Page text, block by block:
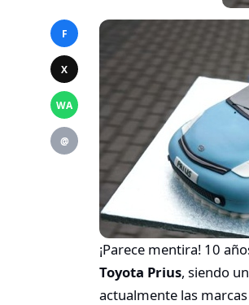
F
X
WA
@
¡Parece mentira! 10
Toyota Prius, siendo
actualmente las